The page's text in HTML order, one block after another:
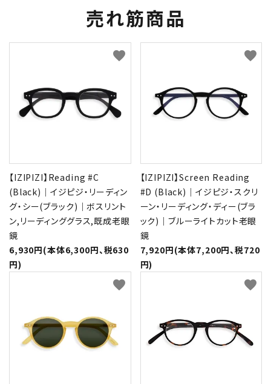
売れ筋商品
【IZIPIZI】Reading #C
(Black)｜イジピジ・リーディン
グ・シー(ブラック)｜ボスリント
ン,リーディンググラス,既成老眼
鏡
6,930円(本体6,300円、税630
円)
favorite
【IZIPIZI】Screen Reading
#D (Black)｜イジピジ・スクリ
ーン・リーディング・ディー(ブラ
ック)｜ブルーライトカット老眼
鏡
7,920円(本体7,200円、税720
円)
favorite
favorite favorite